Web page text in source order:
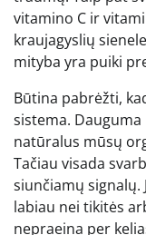
vitamino C ir
kraujagyslių
mityba yra puiki
Būtina pabrėžti,
sistema.
natūralus mūsų
Tačiau visada
siunčiamų signalų.
labiau nei tikitės
nepraeina per